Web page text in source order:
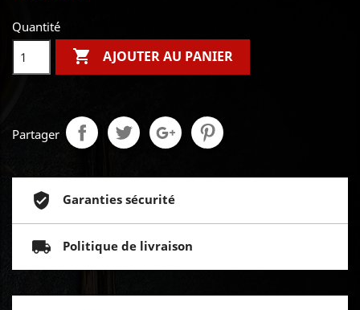
Quantité
 AJOUTER AU PANIER
Partager
Garanties sécurité
Politique de livraison